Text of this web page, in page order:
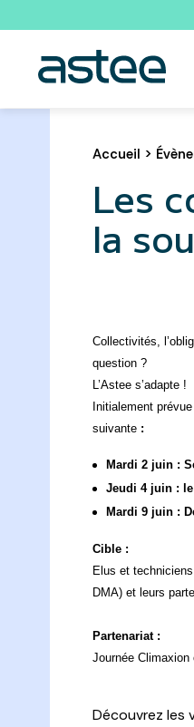
Accueil >
Les
la
Collectivités,
question ?
L’Astee s’adapte !
Initialement
suivante :
Mardi 2 juin :
Jeudi 4 juin :
Mardi 9 juin :
Cible :
Elus et
DMA) et leurs
Partenariat :
Journée Climaxion
Découvrez les